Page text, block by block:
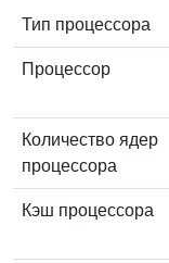
Тип процессора
Процессор
Количество ядер
процессора
Кэш процессора